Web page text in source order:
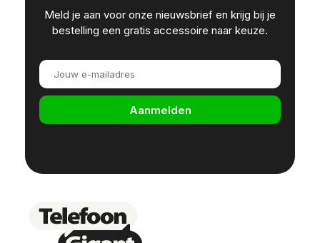
Meld je aan voor onze nieuwsbrief en krijg bij je
bestelling een gratis accessoire naar keuze.
Aanmelden